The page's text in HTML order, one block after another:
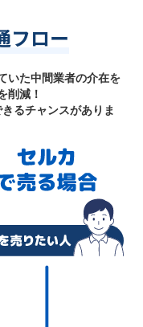
フロー
いた中間業者の介在を
削減！
るチャンスがありま